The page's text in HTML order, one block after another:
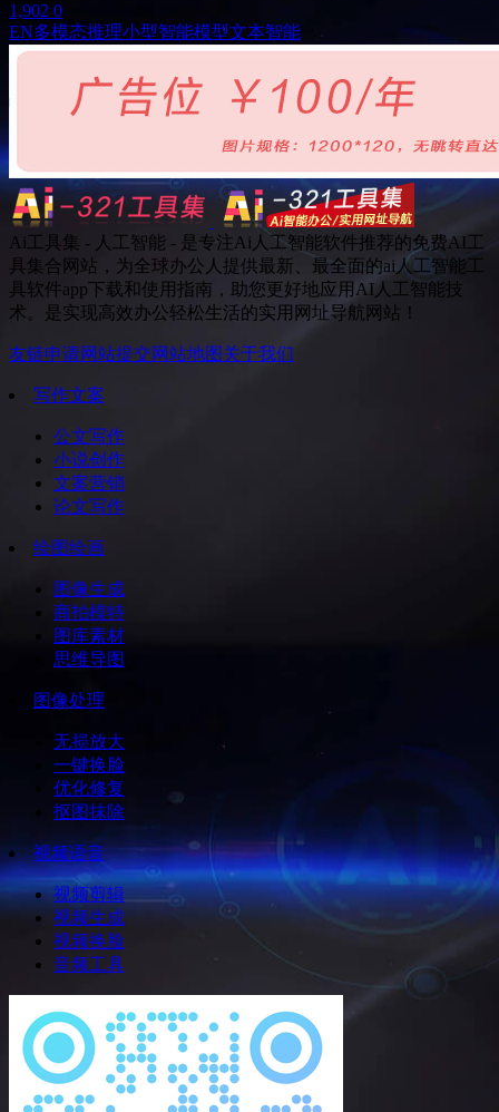
1,902 0
EN多模态推理小型智能模型文本智能
Ai工具集 - 人工智能 - 是专注Ai人工智能软件推荐的免费AI工
具集合网站，为全球办公人提供最新、最全面的ai人工智能工
具软件app下载和使用指南，助您更好地应用AI人工智能技
术。是实现高效办公轻松生活的实用网址导航网站！
友链申请网站提交网站地图 关于我们
写作文案
公文写作
小说创作
文案营销
论文写作
绘图绘画
图像生成
商拍模特
图库素材
思维导图
图像处理
无损放大
一键换脸
优化修复
抠图抹除
视频语音
视频剪辑
视频生成
视频换脸
音频工具